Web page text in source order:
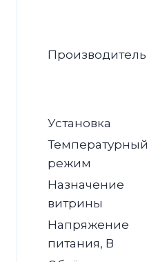
Производитель
Установка
Температурный
режим
Назначение
витрины
Напряжение
питания, В